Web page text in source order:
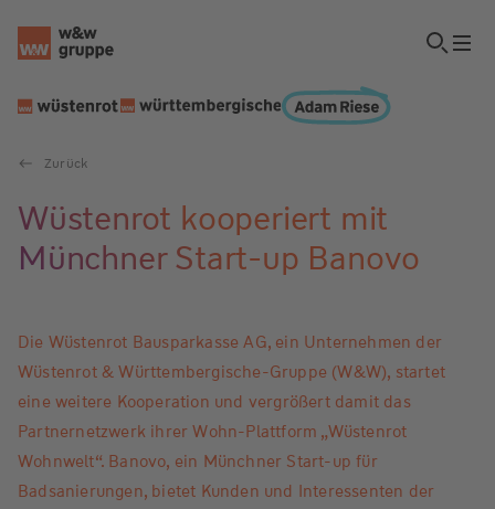
Zurück
Wüstenrot kooperiert mit
Münchner Start-up Banovo
Die Wüstenrot Bausparkasse AG, ein Unternehmen der
Wüstenrot & Württembergische-Gruppe (W&W), startet
eine weitere Kooperation und vergrößert damit das
Partnernetzwerk ihrer Wohn-Plattform „Wüstenrot
Wohnwelt“. Banovo, ein Münchner Start-up für
Badsanierungen, bietet Kunden und Interessenten der